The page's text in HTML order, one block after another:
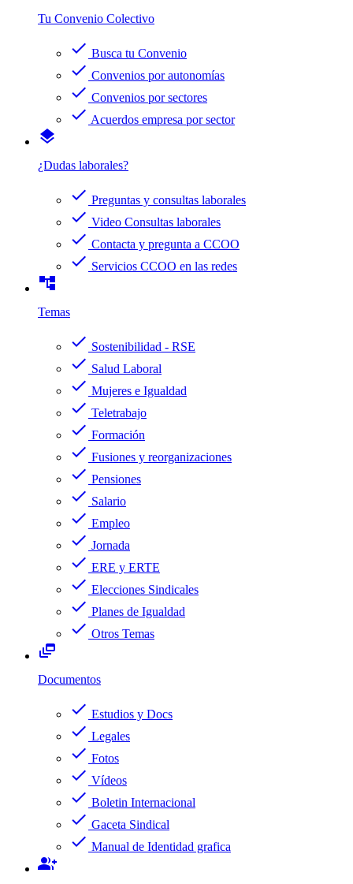
Tu Convenio Colectivo
check Busca tu Convenio
check Convenios por autonomías
check Convenios por sectores
check Acuerdos empresa por sector
layers
¿Dudas laborales?
check Preguntas y consultas laborales
check Video Consultas laborales
check Contacta y pregunta a CCOO
check Servicios CCOO en las redes
account_tree
Temas
check Sostenibilidad - RSE
check Salud Laboral
check Mujeres e Igualdad
check Teletrabajo
check Formación
check Fusiones y reorganizaciones
check Pensiones
check Salario
check Empleo
check Jornada
check ERE y ERTE
check Elecciones Sindicales
check Planes de Igualdad
check Otros Temas
dynamic_feed
Documentos
check Estudios y Docs
check Legales
check Fotos
check Vídeos
check Boletin Internacional
check Gaceta Sindical
check Manual de Identidad grafica
group_add